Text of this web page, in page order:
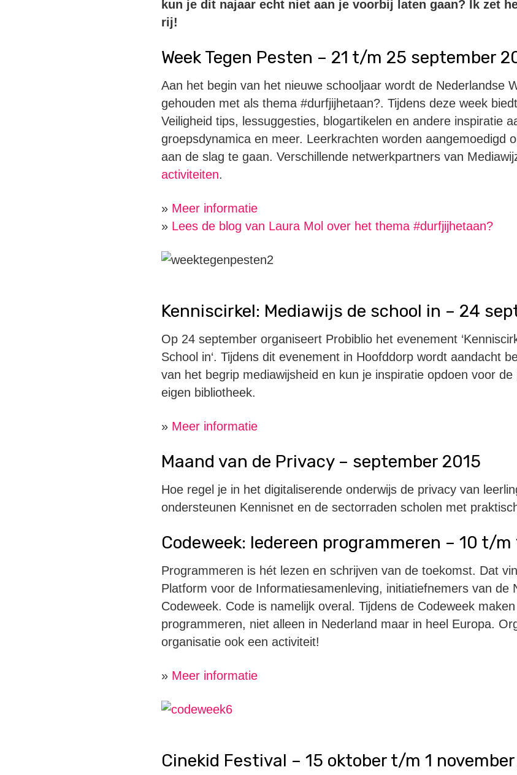
kun je dit najaar echt niet aan je voorbij laten gaan? Ik zet
rij!
Week Tegen Pesten – 21 t/m 25 september
Aan het begin van het nieuwe schooljaar wordt de Nederlandse
gehouden met als thema #durfjijhetaan?. Tijdens deze week
Veiligheid tips, lessuggesties, blogartikelen en andere inspiratie
groepsdynamica en meer. Leerkrachten worden aangemoedigd
aan de slag te gaan. Verschillende netwerkpartners van
activiteiten.
» Meer informatie
» Lees de blog van Laura Mol over het thema #durfjijhetaan?
Kenniscirkel: Mediawijs de school in – 24
Op 24 september organiseert Probiblio het evenement
School in‘. Tijdens dit evenement in Hoofddorp wordt aandacht
van het begrip mediawijsheid en kun je inspiratie opdoen voor
eigen bibliotheek.
» Meer informatie
Maand van de Privacy – september 2015
Hoe regel je in het digitaliserende onderwijs de privacy van
ondersteunen Kennisnet en de sectorraden scholen met
Codeweek: Iedereen programmeren – 10 t/m
Programmeren is hét lezen en schrijven van de toekomst. Dat
Platform voor de Informatiesamenleving, initiatiefnemers van de
Codeweek. Code is namelijk overal. Tijdens de Codeweek
programmeren, niet alleen in Nederland maar in heel Europa.
organisatie ook een activiteit!
» Meer informatie
Cinekid Festival – 15 oktober t/m 1